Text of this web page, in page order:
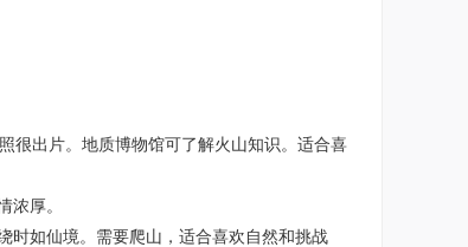
出片。地质博物馆可了解火山知识。适合喜
厚。
如仙境。需要爬山，适合喜欢自然和挑战